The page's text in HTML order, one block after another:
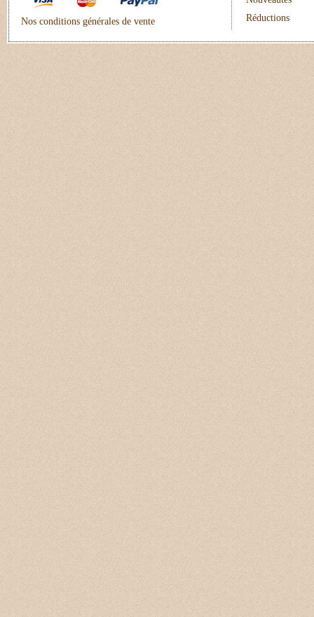
Nos conditions générales de vente
Réductions